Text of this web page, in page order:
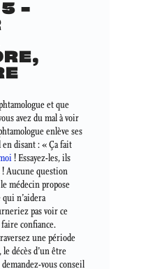
–
et que
avez du mal à voir
enlève ses
disant : « Ça fait
! Essayez-les, ils
Aucune question
médecin propose
n’aidera
pas voir ce
confiance.
une période
décès d’un être
vous conseil